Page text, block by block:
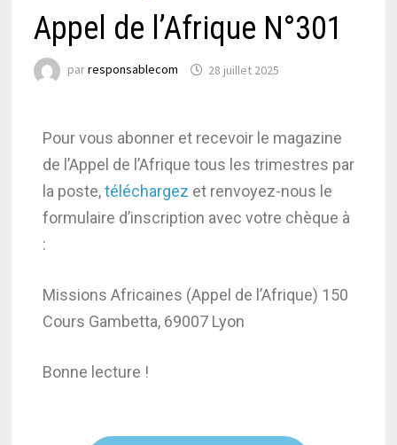
Appel de l’Afrique N°301
parresponsablecom 28 juillet 2025
Pour vous abonner et recevoir le magazine
de l’Appel de l’Afrique tous les trimestres par
la poste,téléchargez et renvoyez-nous le
formulaire d’inscription avec votre chèque à
:
Missions Africaines (Appel de l’Afrique) 150
Cours Gambetta, 69007 Lyon
Bonne lecture !